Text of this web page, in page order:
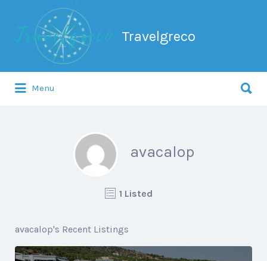
Travelgreco
Search
Menu
for:
avacalop
1 Listed
avacalop's Recent Listings